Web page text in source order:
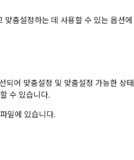
춤설정하는 데 사용할 수 있는 옵션
어 맞춤설정 및 맞춤설정 가능한 상
수 있습니다.
일에 있습니다.